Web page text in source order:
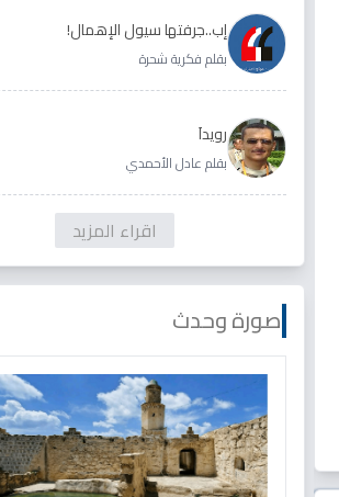
إب..جرفتها سيول الإهمال!
بقلم فكرية شحرة
رويداَ
بقلم عادل الأحمدي
اقراء المزيد
صورة وحدث